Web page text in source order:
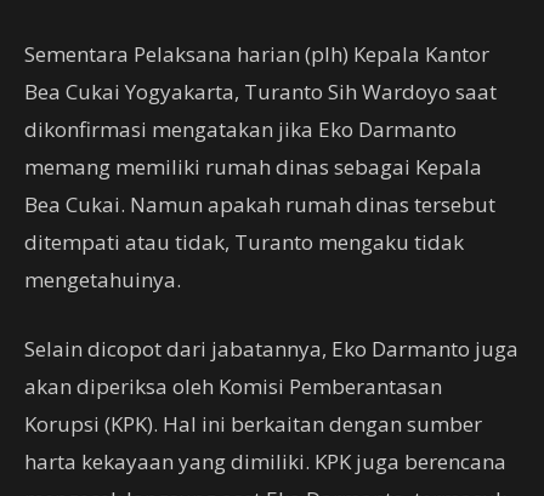
Sementara Pelaksana harian (plh) Kepala Kantor
Bea Cukai Yogyakarta, Turanto Sih Wardoyo saat
dikonfirmasi mengatakan jika Eko Darmanto
memang memiliki rumah dinas sebagai Kepala
Bea Cukai. Namun apakah rumah dinas tersebut
ditempati atau tidak, Turanto mengaku tidak
mengetahuinya.
Selain dicopot dari jabatannya, Eko Darmanto juga
akan diperiksa oleh Komisi Pemberantasan
Korupsi (KPK). Hal ini berkaitan dengan sumber
harta kekayaan yang dimiliki. KPK juga berencana